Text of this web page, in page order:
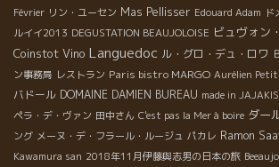
Février リン・ユーセン Mas Pellisser Edouard Adam
ルイイ2013 DEGUSTATION BEAUJOLOISE ビュヴォン
Coinstot Vino Languedoc ル・グロ・デュ・ロワ
ン事務局 レストラン Paris bistro MARGO Aurélien Petit
バドール DOMAINE DAMIEN BUREAU made in
ペラ・デ・ヴァン 田中さん C'est pas la Mer à boire ダー
ング メーヌ・デ・フラール・ルージュ パカレ Ramon
Kawamura san 2018年11月伊藤與志男の日本の旅